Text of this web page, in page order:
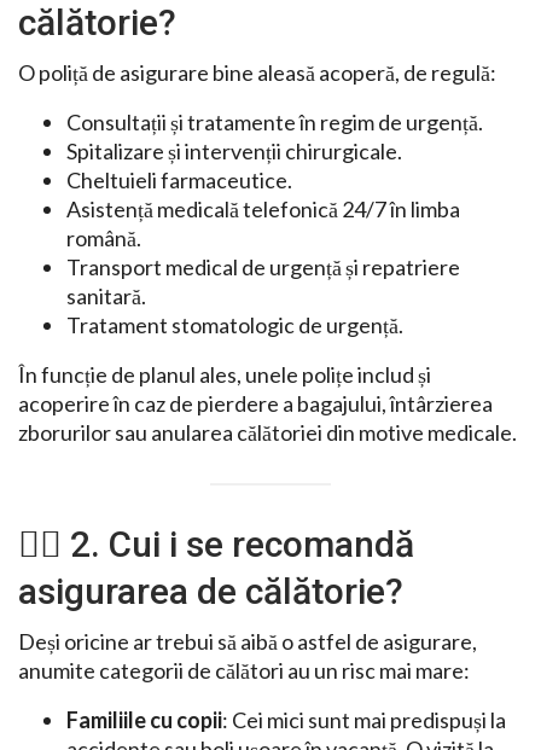
călătorie?
O poliță de asigurare bine aleasă acoperă, de regulă:
Consultații și tratamente în regim de urgență.
Spitalizare și intervenții chirurgicale.
Cheltuieli farmaceutice.
Asistență medicală telefonică 24/7 în limba
română.
Transport medical de urgență și repatriere
sanitară.
Tratament stomatologic de urgență.
În funcție de planul ales, unele polițe includ și
acoperire în caz de pierdere a bagajului, întârzierea
zborurilor sau anularea călătoriei din motive medicale.
🧍‍♂️ 2. Cui i se recomandă
asigurarea de călătorie?
Deși oricine ar trebui să aibă o astfel de asigurare,
anumite categorii de călători au un risc mai mare:
Familiile cu copii: Cei mici sunt mai predispuși la